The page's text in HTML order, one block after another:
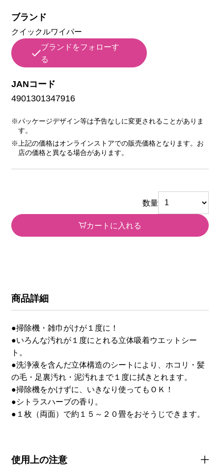
ブランド
クイックルワイパー
ブランドをフォローす
る
JANコード
4901301347916
※パッケージデザイン等は予告なしに変更されることがありま
す。
※上記の価格はオンラインストアでの販売価格となります。お
店の価格と異なる場合があります。
数量
カートに入れる
商品詳細
●掃除機・雑巾がけが１度に！
●いろんな汚れが１度にとれる立体吸着ウエットシー
ト。
●洗浄液を含んだ立体構造のシートにより、ホコリ・髪
の毛・足裏汚れ・泥汚れまで１度に拭きとれます。
●掃除機をかけずに、いきなり使ってもＯＫ！
●シトラスハーブの香り。
●１枚（両面）で約１５～２０畳をおそうじできます。
使用上の注意